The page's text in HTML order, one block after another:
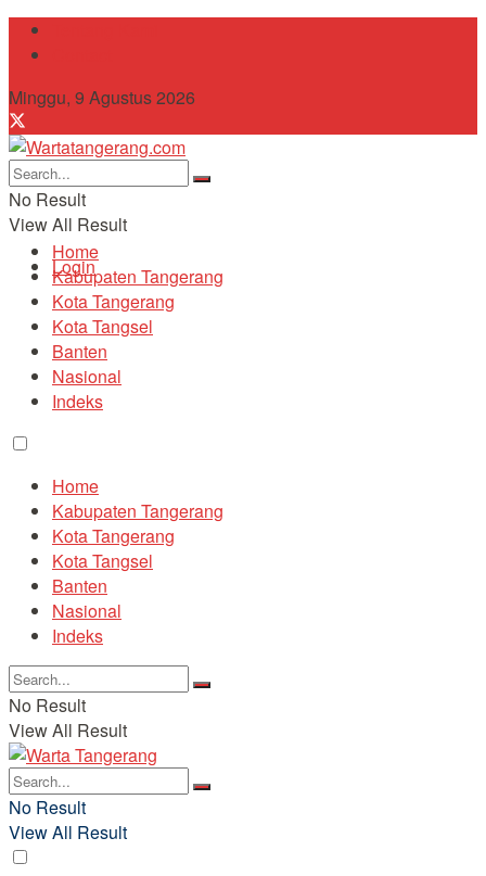
Minggu, 9 Agustus 2026
No Result
View All Result
Login
Home
Kabupaten Tangerang
Kota Tangerang
Kota Tangsel
Banten
Nasional
Indeks
Home
Kabupaten Tangerang
Kota Tangerang
Kota Tangsel
Banten
Nasional
Indeks
No Result
View All Result
No Result
View All Result